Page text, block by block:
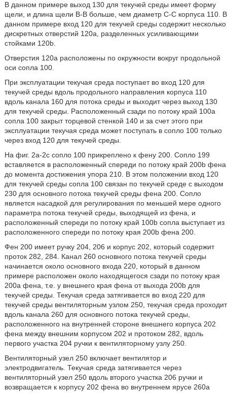
В данном примере выход 130 для текучей среды имеет форму
щели, и длина щели В-В больше, чем диаметр С-С корпуса 110. В
данном примере вход 120 для текучей среды содержит несколько
дискретных отверстий 120а, разделенных усиливающими
стойками 120b.
Отверстия 120а расположены по окружности вокруг продольной
оси сопла 100.
При эксплуатации текучая среда поступает во вход 120 для
текучей среды вдоль продольного направления корпуса 110
вдоль канала 160 для потока среды и выходит через выход 130
для текучей среды. Расположенный сзади по потоку край 100а
сопла 100 закрыт торцевой стенкой 140 и за счет этого при
эксплуатации текучая среда может поступать в сопло 100 только
через вход 120 для текучей среды.
На фиг. 2а-2с сопло 100 прикреплено к фену 200. Сопло 199
вставляется в расположенный спереди по потоку край 200b фена
до момента достижения упора 210. В этом положении вход 120
для текучей среды сопла 100 связан по текучей среде с выходом
230 для основного потока текучей среды фена 200. Сопло
является насадкой для регулирования по меньшей мере одного
параметра потока текучей среды, выходящей из фена, и
расположенный спереди по потоку край 100b сопла выступает из
расположенного спереди по потоку края 200b фена 200.
Фен 200 имеет ручку 204, 206 и корпус 202, который содержит
проток 282, 284. Канал 260 основного потока текучей среды
начинается около основного входа 220, который в данном
примере расположен около находящегося сзади по потоку края
200а фена, т.е. у внешнего края фена от выхода 200b для
текучей среды. Текучая среда затягивается во вход 220 для
текучей среды вентиляторным узлом 250, текучая среда проходит
вдоль канала 260 для основного потока текучей среды,
расположенного на внутренней стороне внешнего корпуса 202
фена между внешним корпусом 202 и протоком 282, вдоль
первого участка 204 ручки к вентиляторному узлу 250.
Вентиляторный узел 250 включает вентилятор и
электродвигатель. Текучая среда затягивается через
вентиляторный узел 250 вдоль второго участка 206 ручки и
возвращается к корпусу 202 фена во внутреннем ярусе 260а